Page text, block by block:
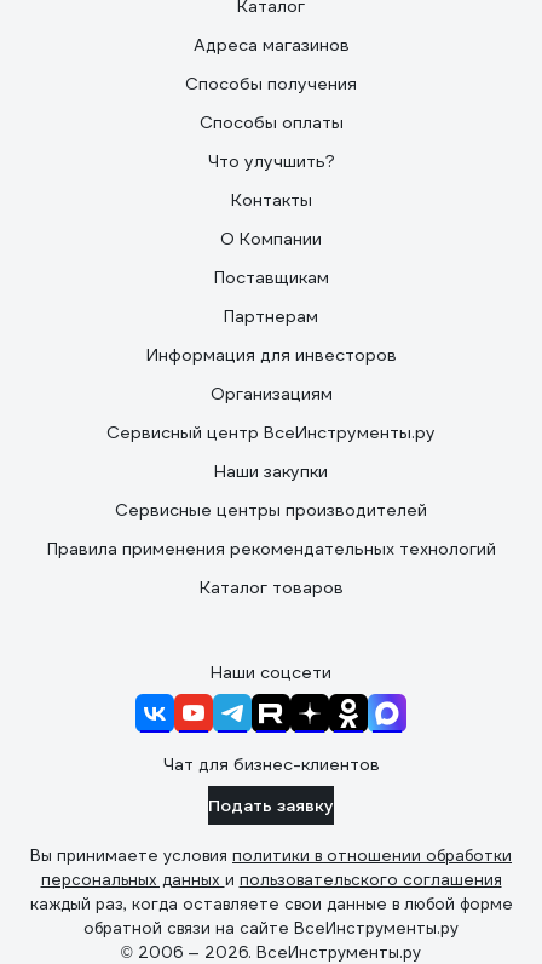
Каталог
Адреса магазинов
Способы получения
Способы оплаты
Что улучшить?
Контакты
О Компании
Поставщикам
Партнерам
Информация для инвесторов
Организациям
Сервисный центр ВсеИнструменты.ру
Наши закупки
Сервисные центры производителей
Правила применения рекомендательных технологий
Каталог товаров
Наши соцсети
Чат для бизнес-клиентов
Подать заявку
Вы принимаете условия политики в отношении обработки
персональных данных и пользовательского соглашения
каждый раз, когда оставляете свои данные в любой форме
обратной связи на сайте ВсеИнструменты.ру
© 2006 — 2026. ВсеИнструменты.ру